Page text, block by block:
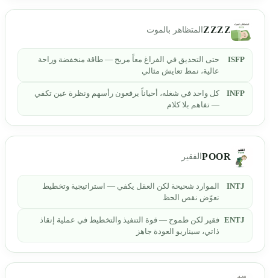
ZZZZ المتظاهر بالموت
ISFP
حتى التحديق في الفراغ معاً مريح — طاقة منخفضة وراحة
عالية، نمط تعايش مثالي
INFP
كل واحد في شغله، أحياناً يرفعون رأسهم ونظرة عين تكفي
— تفاهم بلا كلام
POOR الفقير
INTJ
الموارد شحيحة لكن العقل يكفي — استراتيجية وتخطيط
تعوّض نقص الحظ
ENTJ فقير لكن طموح — قوة التنفيذ والتخطيط في عملية إنقاذ
ذاتي، سيناريو العودة جاهز